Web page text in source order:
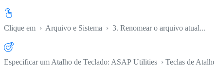
Clique em › Arquivo e Sistema › 3. Renomear o arquivo atual...
Especificar um Atalho de Teclado: ASAP Utilities › Teclas de Atalho